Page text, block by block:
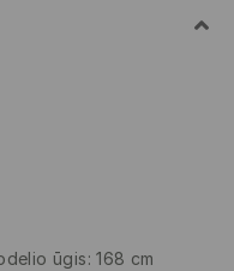
ūgis: 168 cm